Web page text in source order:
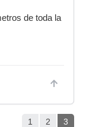
de toda la
1 2 3